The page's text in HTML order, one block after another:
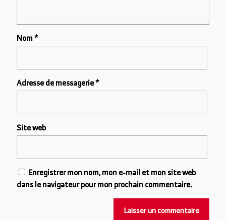
Nom*
Adresse de messagerie*
Site web
Enregistrer mon nom, mon e-mail et mon site web
dans le navigateur pour mon prochain commentaire.